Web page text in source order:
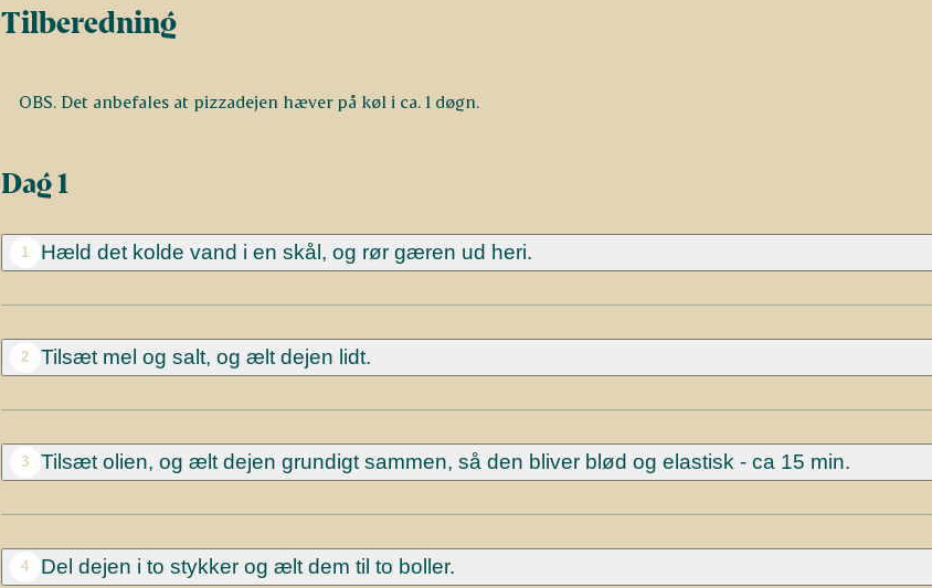
Tilberedning
OBS. Det anbefales at pizzadejen hæver på køl i ca. 1 døgn.
Dag 1
1 Hæld det kolde vand i en skål, og rør gæren ud heri.
2 Tilsæt mel og salt, og ælt dejen lidt.
3 Tilsæt olien, og ælt dejen grundigt sammen, så den bliver blød og elastisk - ca 15 min.
4 Del dejen i to stykker og ælt dem til to boller.